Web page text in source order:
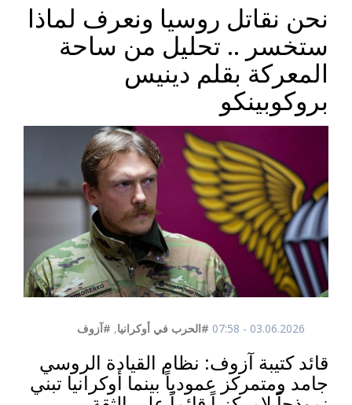
نحن نقاتل روسيا ونعرف لماذا
ستخسر .. تحليل من ساحة
المعركة بقلم دينيس
بروكوبينكو
03.06.2026 - 07:58 #الحرب في أوكرانيا, #آزوف
قائد كتيبة آزوف: نظام القيادة الروسي
جامد ومتمركز عمودياً بينما أوكرانيا تبني